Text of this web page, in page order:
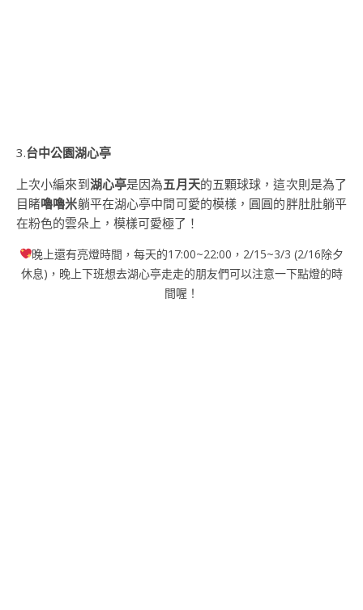
3.台中公園湖心亭
上次小編來到湖心亭是因為五月天的五顆球球，這次則是為了
目睹嚕嚕米躺平在湖心亭中間可愛的模樣，圓圓的胖肚肚躺平
在粉色的雲朵上，模樣可愛極了！
晚上還有亮燈時間，每天的17:00~22:00，2/15~3/3 (2/16除夕
休息)，晚上下班想去湖心亭走走的朋友們可以注意一下點燈的時
間喔！